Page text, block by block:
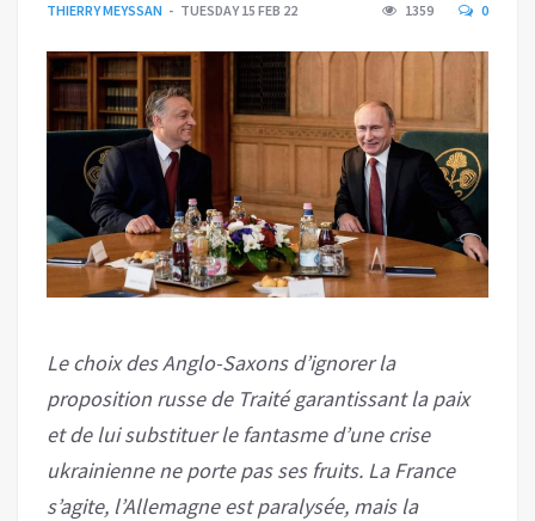
THIERRY MEYSSAN TUESDAY 15 FEB 22 1359 0
Le choix des Anglo-Saxons d’ignorer la
proposition russe de Traité garantissant la paix
et de lui substituer le fantasme d’une crise
ukrainienne ne porte pas ses fruits. La France
s’agite, l’Allemagne est paralysée, mais la